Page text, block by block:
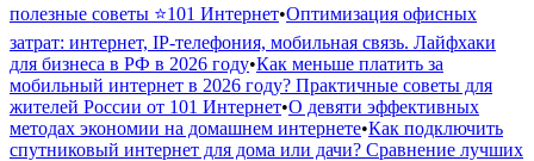
полезные советы ⭐️101 Интернет•Оптимизация офисных
затрат: интернет, IP-телефония, мобильная связь. Лайфхаки
для бизнеса в РФ в 2026 году•Как меньше платить за
мобильный интернет в 2026 году? Практичные советы для
жителей России от 101 Интернет•О девяти эффективных
методах экономии на домашнем интернете•Как подключить
спутниковый интернет для дома или дачи? Сравнение лучших